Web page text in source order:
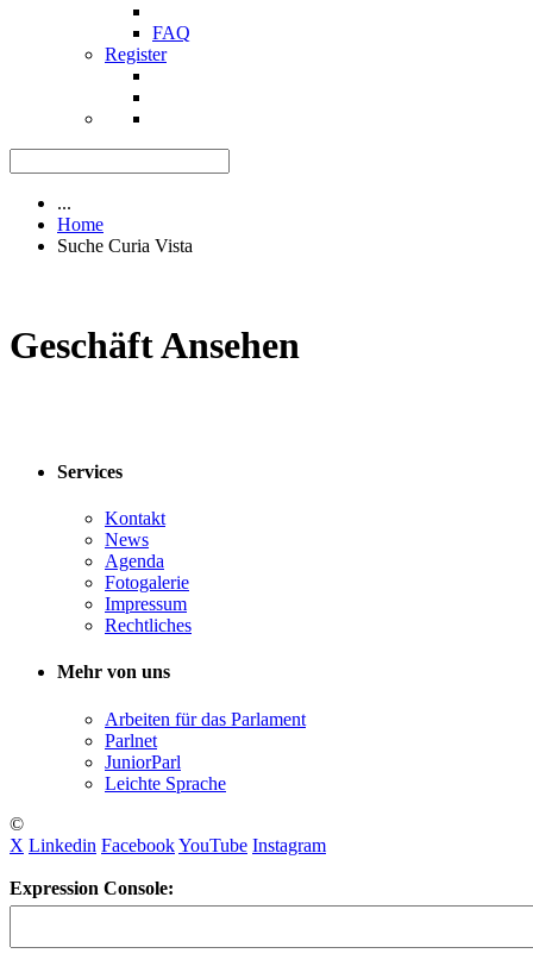
FAQ
Register
...
Home
Suche Curia Vista
Geschäft Ansehen
Services
Kontakt
News
Agenda
Fotogalerie
Impressum
Rechtliches
Mehr von uns
Arbeiten für das Parlament
Parlnet
JuniorParl
Leichte Sprache
©
X Linkedin FacebookYouTube Instagram
Expression Console: